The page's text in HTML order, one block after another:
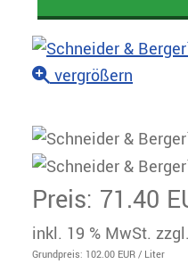
vergrößern
Preis: 71.40
inkl. 19 % MwSt. zzgl.
Grundpreis: 102.00 EUR / Liter